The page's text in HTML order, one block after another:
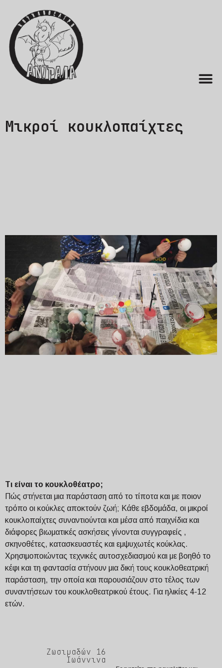
Μικροί κουκλοπαίχτες
Τι είναι το κουκλοθέατρο;
Πώς στήνεται μια παράσταση από το τίποτα και με ποιον
τρόπο οι κούκλες αποκτούν ζωή; Κάθε εβδομάδα, οι μικροί
κουκλοπαίχτες συναντιούνται και μέσα από παιχνίδια και
διάφορες βιωματικές ασκήσεις γίνονται συγγραφείς ,
σκηνοθέτες, κατασκευαστές και εμψυχωτές κούκλας.
Χρησιμοποιώντας τεχνικές αυτοσχεδιασμού και με βοηθό το
κέφι και τη φαντασία στήνουν μια δική τους κουκλοθεατρική
παράσταση, την οποία και παρουσιάζουν στο τέλος των
συναντήσεων του κουκλοθεατρικού έτους. Για ηλικίες 4-12
ετών.
Ζωσιμαδών 16
Ιωάννινα